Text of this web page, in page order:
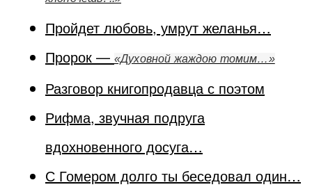
Пройдет любовь, умрут желанья…
Пророк — «Духовной жаждою томим…»
Разговор книгопродавца с поэтом
Рифма, звучная подруга
вдохновенного досуга…
С Гомером долго ты беседовал один…